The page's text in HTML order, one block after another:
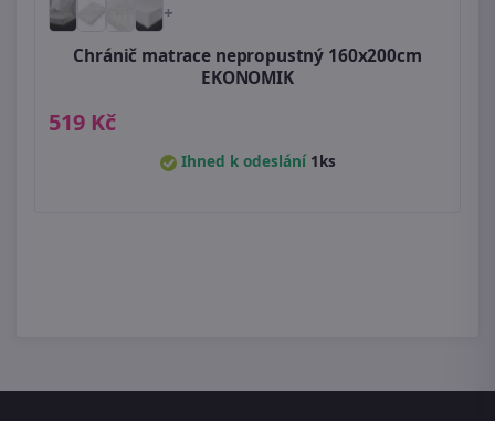
+
Chránič matrace nepropustný 160x200cm
EKONOMIK
519 Kč
Ihned k odeslání 1ks